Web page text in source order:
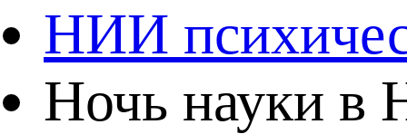
НИИ
Ночь науки в